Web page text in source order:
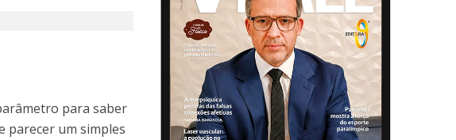
para saber
parecer um simples